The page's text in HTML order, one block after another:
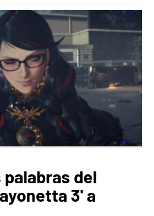
del
3' a